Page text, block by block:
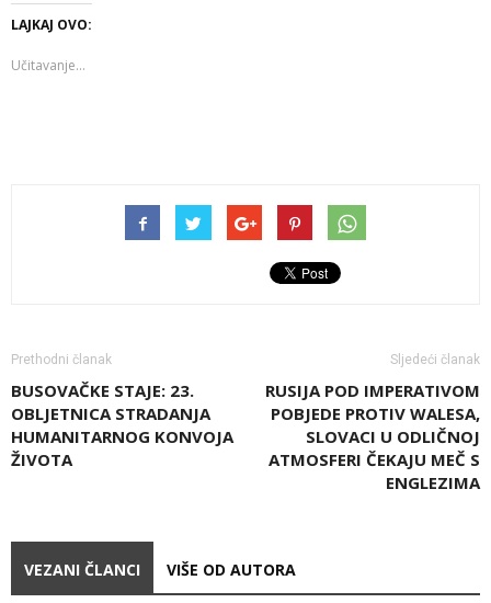
LAJKAJ OVO:
Učitavanje...
Prethodni članak
BUSOVAČKE STAJE: 23.
OBLJETNICA STRADANJA
HUMANITARNOG KONVOJA
ŽIVOTA
Sljedeći članak
RUSIJA POD IMPERATIVOM
POBJEDE PROTIV WALESA,
SLOVACI U ODLIČNOJ
ATMOSFERI ČEKAJU MEČ S
ENGLEZIMA
VEZANI ČLANCI VIŠE OD AUTORA